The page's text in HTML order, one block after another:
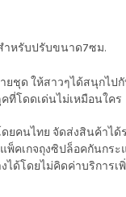
ำหรับปรับขนาด7ซม.
ชุด ให้สาวๆได้สนุกไป
ที่โดดเด่นไม่เหมือนใคร
คนไทย จัดส่งสินค้าได้
พ็คเกจถุงซิปล็อคกันกระ
ได้โดยไม่คิดค่าบริการเ